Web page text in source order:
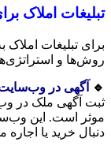
تبلیغات املاک
برای تبلیغات
روش‌ها و
🔹 آگهی در
ثبت آگهی ملک در
موثر است. این
دنبال خرید یا